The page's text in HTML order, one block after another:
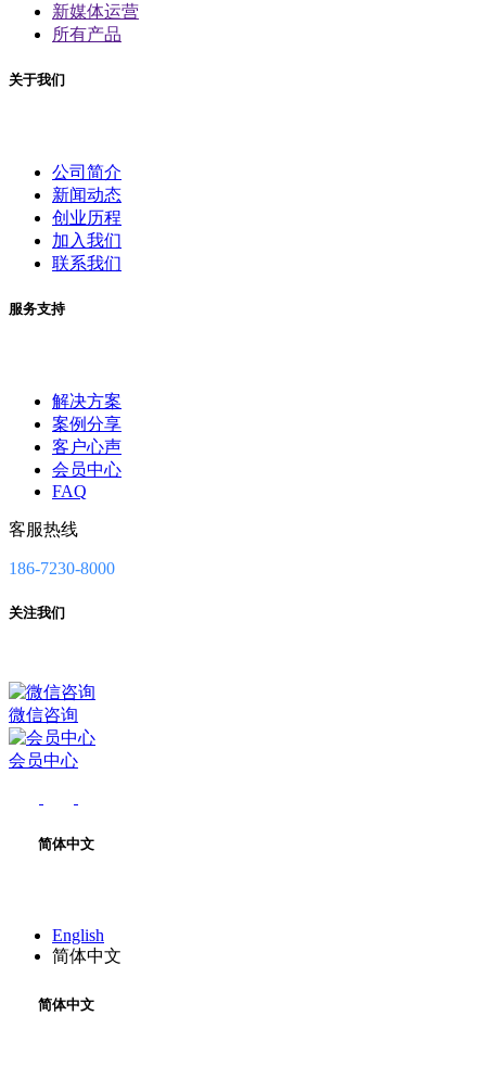
新媒体运营
所有产品
关于我们
公司简介
新闻动态
创业历程
加入我们
联系我们
服务支持
解决方案
案例分享
客户心声
会员中心
FAQ
客服热线
186-7230-8000
关注我们
微信咨询
会员中心
简体中文
English
简体中文
简体中文